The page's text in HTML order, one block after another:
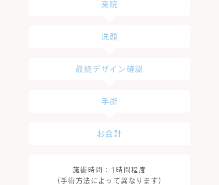
来院
洗顔
最終デザイン確認
手術
お会計
施術時間：1時間程度
（手術方法によって異なります）